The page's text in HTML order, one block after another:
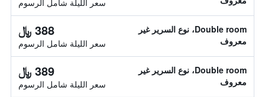
سعر الليلة شامل الرسوم
Double room، نوع السرير غير
معروف
388 ﷼
سعر الليلة شامل الرسوم
Double room، نوع السرير غير
معروف
389 ﷼
سعر الليلة شامل الرسوم